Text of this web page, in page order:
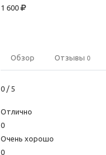
1 600
Обзор Отзывы 0
0 / 5
Отлично
0
Очень хорошо
0